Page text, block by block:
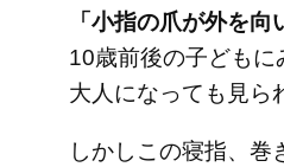
「小指の爪が外を
10歳前後の子どもに
大人になっても見ら
しかしこの寝指、巻